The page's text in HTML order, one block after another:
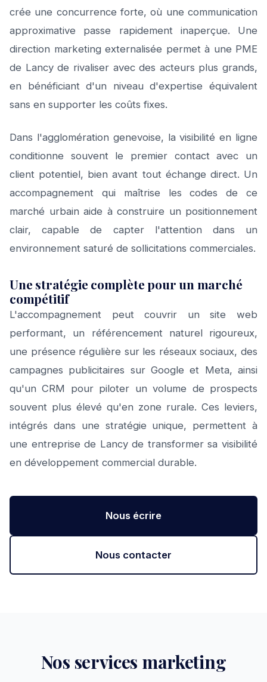
crée une concurrence forte, où une communication
approximative passe rapidement inaperçue. Une
direction marketing externalisée permet à une PME
de Lancy de rivaliser avec des acteurs plus grands,
en bénéficiant d'un niveau d'expertise équivalent
sans en supporter les coûts fixes.
Dans l'agglomération genevoise, la visibilité en ligne
conditionne souvent le premier contact avec un
client potentiel, bien avant tout échange direct. Un
accompagnement qui maîtrise les codes de ce
marché urbain aide à construire un positionnement
clair, capable de capter l'attention dans un
environnement saturé de sollicitations commerciales.
Une stratégie complète pour un marché
compétitif
L'accompagnement peut couvrir un site web
performant, un référencement naturel rigoureux,
une présence régulière sur les réseaux sociaux, des
campagnes publicitaires sur Google et Meta, ainsi
qu'un CRM pour piloter un volume de prospects
souvent plus élevé qu'en zone rurale. Ces leviers,
intégrés dans une stratégie unique, permettent à
une entreprise de Lancy de transformer sa visibilité
en développement commercial durable.
Nous écrire
Nous contacter
Nos services marketing